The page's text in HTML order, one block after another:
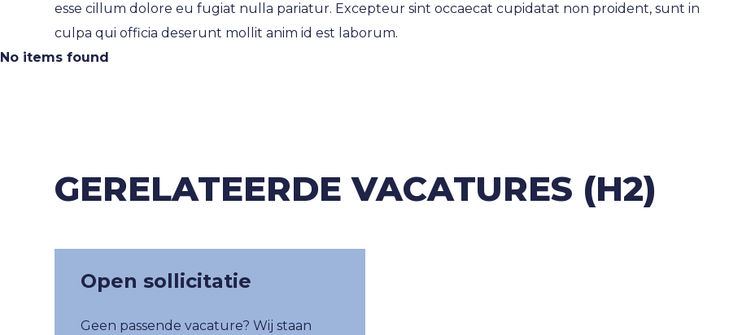
esse cillum dolore eu fugiat nulla pariatur. Excepteur sint occaecat cupidatat non proident, sunt in
culpa qui officia deserunt mollit anim id est laborum.
No items found
GERELATEERDE VACATURES (H2)
Open sollicitatie
Geen passende vacature? Wij staan
category